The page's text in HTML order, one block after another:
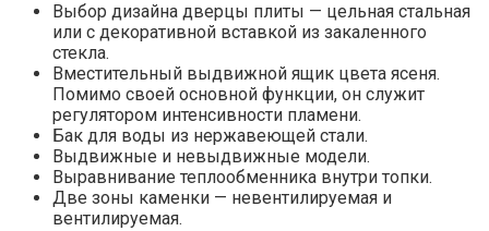
Выбор дизайна дверцы плиты — цельная стальная
или с декоративной вставкой из закаленного
стекла.
Вместительный выдвижной ящик цвета ясеня.
Помимо своей основной функции, он служит
регулятором интенсивности пламени.
Бак для воды из нержавеющей стали.
Выдвижные и невыдвижные модели.
Выравнивание теплообменника внутри топки.
Две зоны каменки — невентилируемая и
вентилируемая.